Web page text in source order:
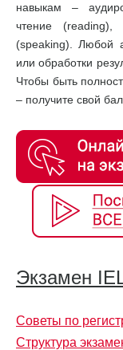
навыкам –
чтение (reading),
(speaking). Любой
или обработки
Чтобы быть
– получите свой
Экзамен
Советы по
Структура